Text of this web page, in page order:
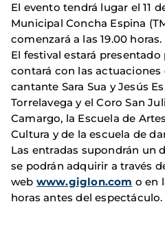
El evento tendrá lugar el 11
Municipal Concha Espina
comenzará a las 19.00 horas.
El festival estará presentado
contará con las actuaciones
cantante Sara Sua y Jesús
Torrelavega y el Coro San
Camargo, la Escuela de
Cultura y de la escuela de
Las entradas supondrán un
se podrán adquirir a través
web www.giglon.com o en
horas antes del espectáculo.